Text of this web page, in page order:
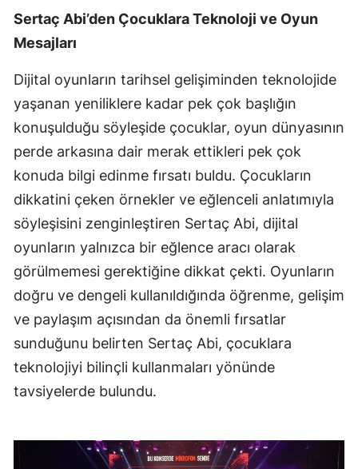
Sertaç Abi’den Çocuklara Teknoloji ve Oyun
Mesajları
Dijital oyunların tarihsel gelişiminden teknolojide
yaşanan yeniliklere kadar pek çok başlığın
konuşulduğu söyleşide çocuklar, oyun dünyasının
perde arkasına dair merak ettikleri pek çok
konuda bilgi edinme fırsatı buldu. Çocukların
dikkatini çeken örnekler ve eğlenceli anlatımıyla
söyleşisini zenginleştiren Sertaç Abi, dijital
oyunların yalnızca bir eğlence aracı olarak
görülmemesi gerektiğine dikkat çekti. Oyunların
doğru ve dengeli kullanıldığında öğrenme, gelişim
ve paylaşım açısından da önemli fırsatlar
sunduğunu belirten Sertaç Abi, çocuklara
teknolojiyi bilinçli kullanmaları yönünde
tavsiyelerde bulundu.